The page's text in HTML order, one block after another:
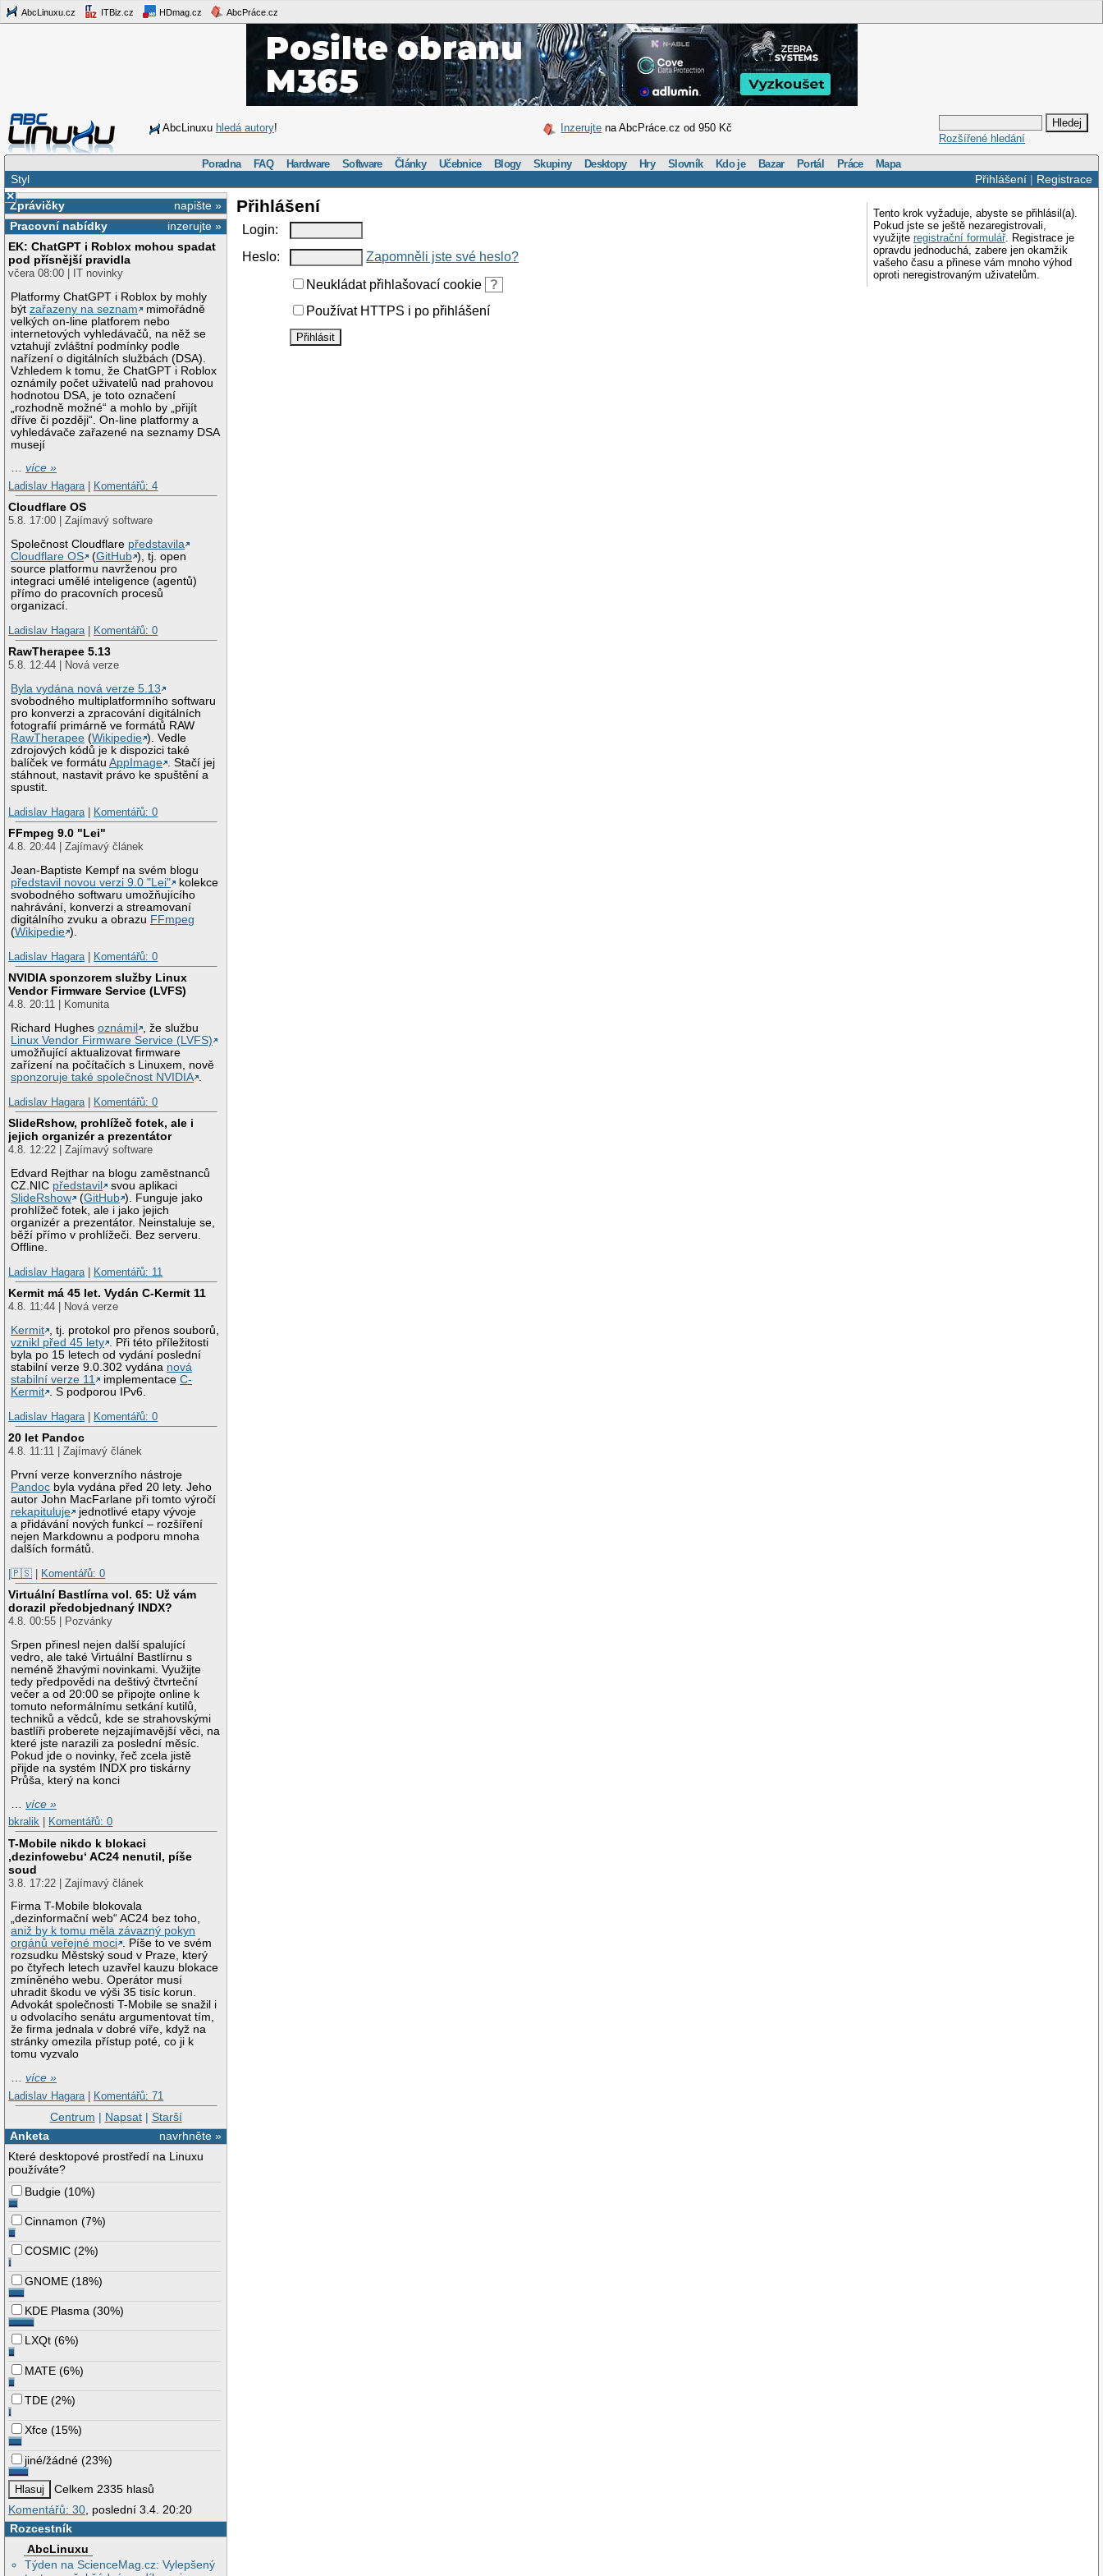
AbcLinuxu.cz ITBiz.cz HDmag.cz AbcPráce.cz
AbcLinuxu hledá autory! Inzerujte na AbcPráce.cz od 950 Kč
Rozšířené hledání
Poradna FAQ Hardware Software Články Učebnice Blogy Skupiny Desktopy Hry Slovník Kdo je Bazar Portál Práce Mapa
Přihlášení| Registrace
Styl
×
napište »
Zprávičky
inzerujte »
Pracovní nabídky
EK: ChatGPT i Roblox mohou spadat
pod přísnější pravidla
včera 08:00 | IT novinky
Platformy ChatGPT i Roblox by mohly
býtzařazeny na seznam
mimořádně
velkých on-line platforem nebo
internetových vyhledávačů, na něž se
vztahují zvláštní podmínky podle
nařízení o digitálních službách (DSA).
Vzhledem k tomu, že ChatGPT i Roblox
oznámily počet uživatelů nad prahovou
hodnotou DSA, je toto označení
„rozhodně možné“ a mohlo by „přijít
dříve či později“. On-line platformy a
vyhledávače zařazené na seznamy DSA
musejí
…více »
Ladislav Hagara
Komentářů: 4
Cloudflare OS
5.8. 17:00 | Zajímavý software
Společnost Cloudflare představila
Cloudflare OS
(GitHub ), tj. open
source platformu navrženou pro
integraci umělé inteligence (agentů)
přímo do pracovních procesů
organizací.
Ladislav Hagara
Komentářů: 0
RawTherapee 5.13
5.8. 12:44 | Nová verze
Byla vydána nová verze 5.13
svobodného multiplatformního softwaru
pro konverzi a zpracování digitálních
fotografií primárně ve formátů RAW
RawTherapee (Wikipedie ). Vedle
zdrojových kódů je k dispozici také
balíček ve formátuAppImage . Stačí jej
stáhnout, nastavit právo ke spuštění a
spustit.
Ladislav Hagara
Komentářů: 0
FFmpeg 9.0 "Lei"
4.8. 20:44 | Zajímavý článek
Jean-Baptiste Kempf na svém blogu
představil novou verzi 9.0 "Lei"
kolekce
svobodného softwaru umožňujícího
nahrávání, konverzi a streamovaní
digitálního zvuku a obrazu FFmpeg
(Wikipedie ).
Ladislav Hagara
Komentářů: 0
NVIDIA sponzorem služby Linux
Vendor Firmware Service (LVFS)
4.8. 20:11 | Komunita
Richard Hughesoznámil
, že službu
Linux Vendor Firmware Service (LVFS)
umožňující aktualizovat firmware
zařízení na počítačích s Linuxem, nově
sponzoruje také společnost NVIDIA .
Ladislav Hagara | Komentářů: 0
SlideRshow, prohlížeč fotek, ale i
jejich organizér a prezentátor
4.8. 12:22 | Zajímavý software
Edvard Rejthar na blogu zaměstnanců
CZ.NIC představil
svou aplikaci
SlideRshow
(GitHub ). Funguje jako
prohlížeč fotek, ale i jako jejich
organizér a prezentátor. Neinstaluje se,
běží přímo v prohlížeči. Bez serveru.
Offline.
Ladislav Hagara | Komentářů: 11
Kermit má 45 let. Vydán C-Kermit 11
4.8. 11:44 | Nová verze
Kermit , tj. protokol pro přenos souborů,
vznikl před 45 lety . Při této příležitosti
byla po 15 letech od vydání poslední
stabilní verze 9.0.302 vydána nová
stabilní verze 11
implementaceC-
Kermit . S podporou IPv6.
Ladislav Hagara | Komentářů: 0
20 let Pandoc
4.8. 11:11 | Zajímavý článek
První verze konverzního nástroje
Pandoc byla vydána před 20 lety. Jeho
autor John MacFarlane při tomto výročí
rekapituluje
jednotlivé etapy vývoje
a přidávání nových funkcí – rozšíření
nejen Markdownu a podporu mnoha
dalších formátů.
|🇵🇸 | Komentářů: 0
Virtuální Bastlírna vol. 65: Už vám
dorazil předobjednaný INDX?
4.8. 00:55 | Pozvánky
Srpen přinesl nejen další spalující
vedro, ale také Virtuální Bastlírnu s
neméně žhavými novinkami. Využijte
tedy předpovědi na deštivý čtvrteční
večer a od 20:00 se připojte online k
tomuto neformálnímu setkání kutilů,
techniků a vědců, kde se strahovskými
bastlíři proberete nejzajímavější věci, na
které jste narazili za poslední měsíc.
Pokud jde o novinky, řeč zcela jistě
přijde na systém INDX pro tiskárny
Průša, který na konci
…více »
bkralik
Komentářů: 0
T-Mobile nikdo k blokaci
‚dezinfowebu‘ AC24 nenutil, píše
soud
3.8. 17:22 | Zajímavý článek
Firma T-Mobile blokovala
„dezinformační web“ AC24 bez toho,
aniž by k tomu měla závazný pokyn
orgánů veřejné moci . Píše to ve svém
rozsudku Městský soud v Praze, který
po čtyřech letech uzavřel kauzu blokace
zmíněného webu. Operátor musí
uhradit škodu ve výši 35 tisíc korun.
Advokát společnosti T-Mobile se snažil i
u odvolacího senátu argumentovat tím,
že firma jednala v dobré víře, když na
stránky omezila přístup poté, co ji k
tomu vyzvalo
…více »
Ladislav Hagara | Komentářů: 71
Centrum | Napsat| Starší
navrhněte »
Anketa
Které desktopové prostředí na Linuxu
používáte?
Budgie (10%)
Cinnamon (7%)
COSMIC (2%)
GNOME (18%)
KDE Plasma (30%)
LXQt (6%)
MATE (6%)
TDE (2%)
Xfce (15%)
jiné/žádné (23%)
Celkem 2335 hlasů
Komentářů: 30, poslední 3.4. 20:20
Rozcestník
AbcLinuxu
Týden na ScienceMag.cz: Vylepšený
Tento krok vyžaduje, abyste se přihlásil(a).
Pokud jste se ještě nezaregistrovali,
využijte registrační formulář. Registrace je
opravdu jednoduchá, zabere jen okamžik
vašeho času a přinese vám mnoho výhod
oproti neregistrovaným uživatelům.
Přihlášení
Login:
Heslo:
Zapomněli jste své heslo?
Neukládat přihlašovací cookie
?
Používat HTTPS i po přihlášení